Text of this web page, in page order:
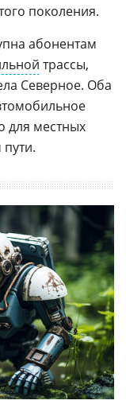
поколения.
абонентам
трассы,
Северное. Оба
для местных